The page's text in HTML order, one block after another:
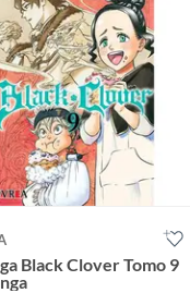
Black Clover Tomo 9